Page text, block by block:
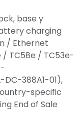
base y
charging
/ Ethernet
/ TC58e / TC53e-
DC-388A1-01),
specific
End of Sale